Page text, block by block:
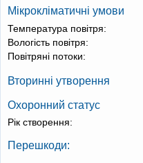
Мікрокліматичні умови
Температура повітря:
Вологість повітря:
Повітряні потоки:
Вторинні утворення
Охоронний статус
Рік створення:
Перешкоди: